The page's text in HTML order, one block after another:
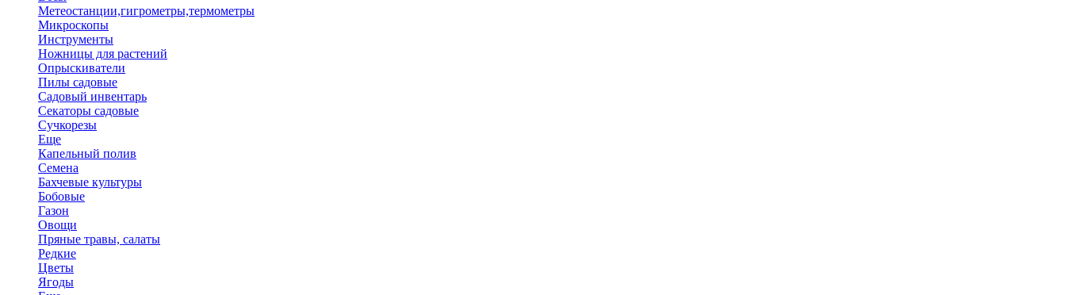
Метеостанции,гигрометры,термометры
Микроскопы
Инструменты
Ножницы для растений
Опрыскиватели
Пилы садовые
Садовый инвентарь
Секаторы садовые
Сучкорезы
Еще
Капельный полив
Семена
Бахчевые культуры
Бобовые
Газон
Овощи
Пряные травы, салаты
Редкие
Цветы
Ягоды